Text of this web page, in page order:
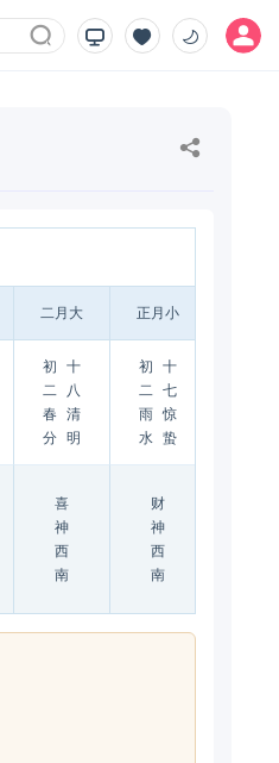
二月大 正月小
初
二
春
分
十
八
清
明
初
二
雨
水
十
七
惊
蛰
喜
神
西
南
财
神
西
南